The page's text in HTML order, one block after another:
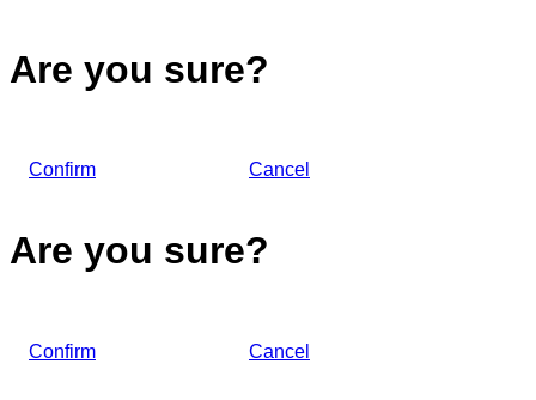
Are you sure?
Confirm Cancel
Are you sure?
Confirm Cancel